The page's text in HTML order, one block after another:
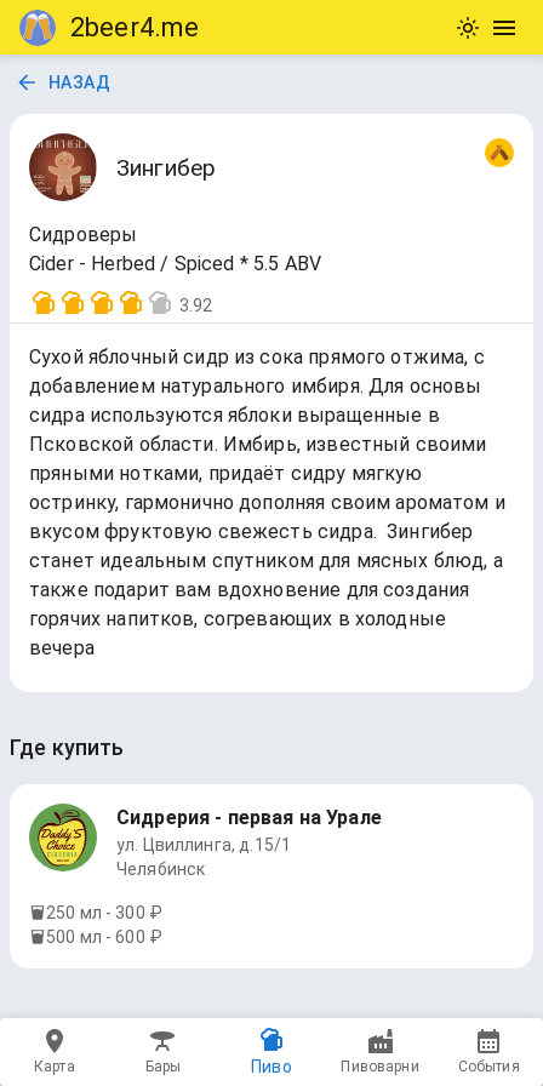
2beer4.me
НАЗАД
Зингибер
Сидроверы
Cider - Herbed / Spiced * 5.5 ABV
3.92
Сухой яблочный сидр из сока прямого отжима, с
добавлением натурального имбиря. Для основы
сидра используются яблоки выращенные в
Псковской области. Имбирь, известный своими
пряными нотками, придаёт сидру мягкую
остринку, гармонично дополняя своим ароматом и
вкусом фруктовую свежесть сидра. Зингибер
станет идеальным спутником для мясных блюд, а
также подарит вам вдохновение для создания
горячих напитков, согревающих в холодные
вечера
Где купить
Сидрерия - первая на Урале
ул. Цвиллинга, д.15/1
Челябинск
250 мл - 300 ₽
500 мл - 600 ₽
Карта Бары Пиво Пивоварни События